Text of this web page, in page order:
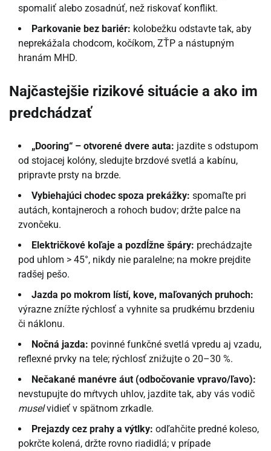
spomaliť alebo zosadnúť, než riskovať konflikt.
Parkovanie bez bariér: kolobežku odstavte tak, aby
neprekážala chodcom, kočíkom, ZŤP a nástupným
hranám MHD.
Najčastejšie rizikové situácie a ako im
predchádzať
„Dooring“ – otvorené dvere auta: jazdite s odstupom
od stojacej kolóny, sledujte brzdové svetlá a kabínu,
pripravte prsty na brzde.
Vybiehajúci chodec spoza prekážky: spomaľte pri
autách, kontajneroch a rohoch budov; držte palce na
zvončeku.
Električkové koľaje a pozdĺžne špáry: prechádzajte
pod uhlom > 45°, nikdy nie paralelne; na mokre prejdite
radšej pešo.
Jazda po mokrom lístí, kove, maľovaných pruhoch:
výrazne znížte rýchlosť a vyhnite sa prudkému brzdeniu
či náklonu.
Nočná jazda: povinné funkčné svetlá vpredu aj vzadu,
reflexné prvky na tele; rýchlosť znižujte o 20–30 %.
Nečakané manévre áut (odbočovanie vpravo/ľavo):
nevstupujte do mŕtvych uhlov, jazdite tak, aby vás vodič
muselvidieť v spätnom zrkadle.
Prejazdy cez prahy a výtlky: odľahčite predné koleso,
pokrčte kolená, držte rovno riadidlá; v prípade